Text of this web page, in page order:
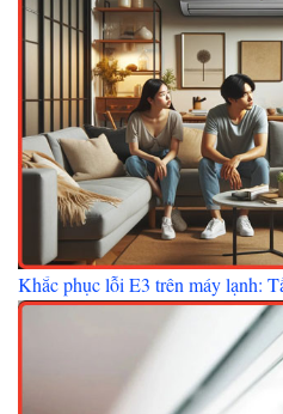
Khắc phục lỗi E3 trên máy lạnh: